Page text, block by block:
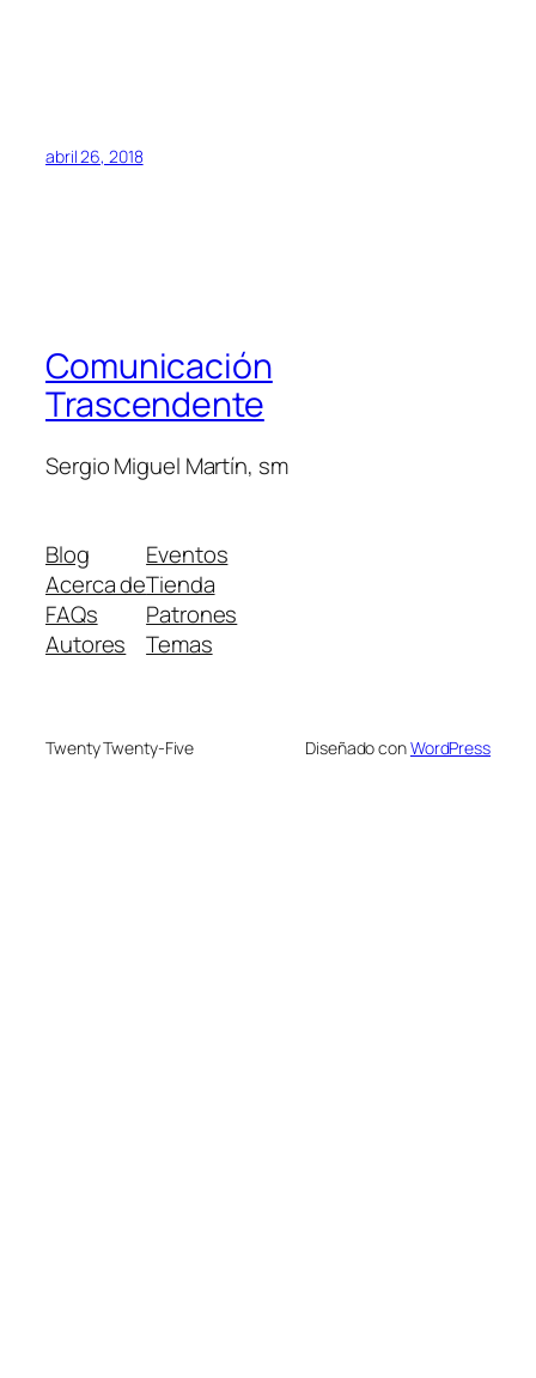
abril 26, 2018
Comunicación
Trascendente
Sergio Miguel Martín, sm
Blog
Acerca de
FAQs
Autores
Eventos
Tienda
Patrones
Temas
Twenty Twenty-Five Diseñado conWordPress